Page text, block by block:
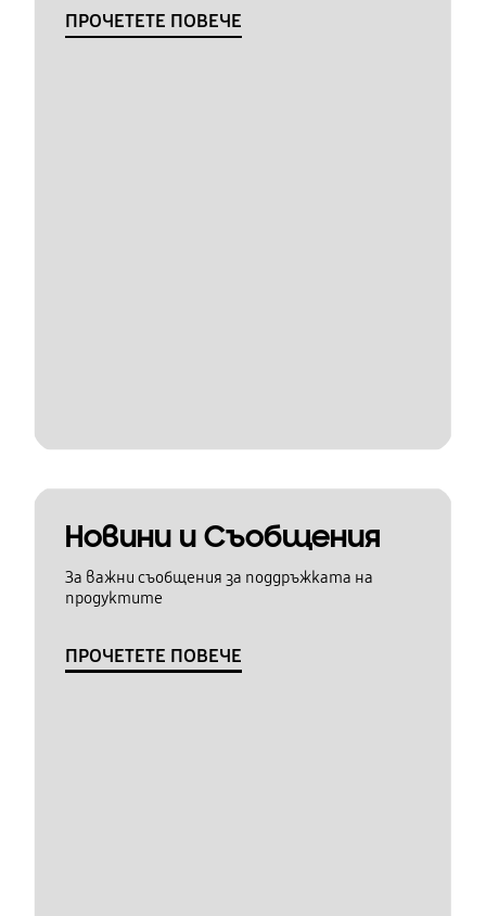
ПРОЧЕТЕТЕ ПОВЕЧЕ
Новини и Съобщения
За важни съобщения за поддръжката на
продуктите
ПРОЧЕТЕТЕ ПОВЕЧЕ